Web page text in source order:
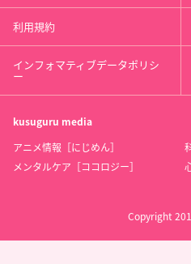
利用規約
インフォマティブデータポリシ
ー
kusuguru media
アニメ情報［にじめん］
メンタルケア［ココロジー］
Copyright